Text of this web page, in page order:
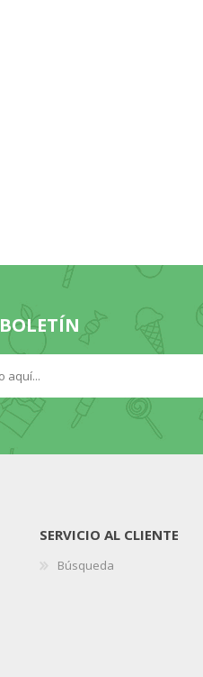
BOLETÍN
SERVICIO AL CLIENTE
Búsqueda